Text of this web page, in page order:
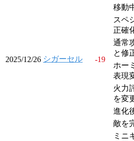
2025/12/26 シガーセル -19
移動
スペ
正確
通常
と修
ホー
表現
火力
を変
進化
敵を
ミニ